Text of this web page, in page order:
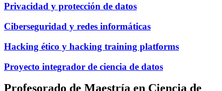
Privacidad y protección de datos
Ciberseguridad y redes informáticas
Hacking ético y hacking training platforms
Proyecto integrador de ciencia de datos
Profesorado de Maestría en Ciencia de